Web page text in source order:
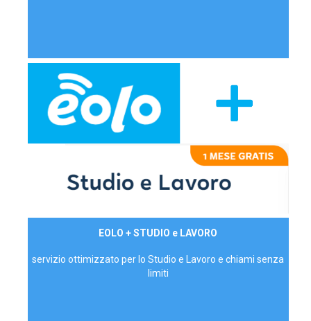
EOLO + STUDIO e LAVORO
servizio ottimizzato per lo Studio e Lavoro e chiami senza
limiti